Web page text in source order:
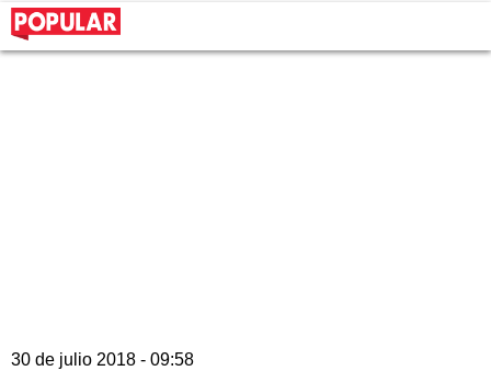
30 de julio 2018 - 09:58